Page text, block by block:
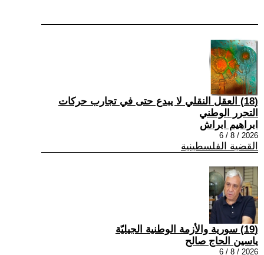
(18) العقل النقلي لا يبدع حتى في تجارب حركات
التحرر الوطني
ابراهيم ابراش
2026 / 8 / 6
القضية الفلسطينية
(19) سورية والأزمة الوطنية الجيليّة
ياسين الحاج صالح
2026 / 8 / 6